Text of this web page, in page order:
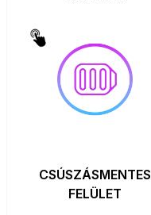
CSÚSZÁSMENTES
FELÜLET